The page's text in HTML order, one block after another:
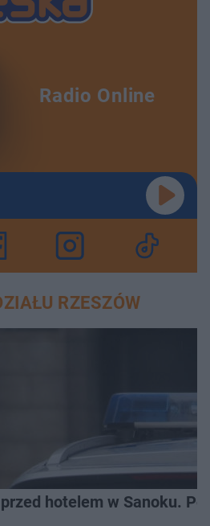
Radio Online
RZESZÓW
hotelem w Sanoku.